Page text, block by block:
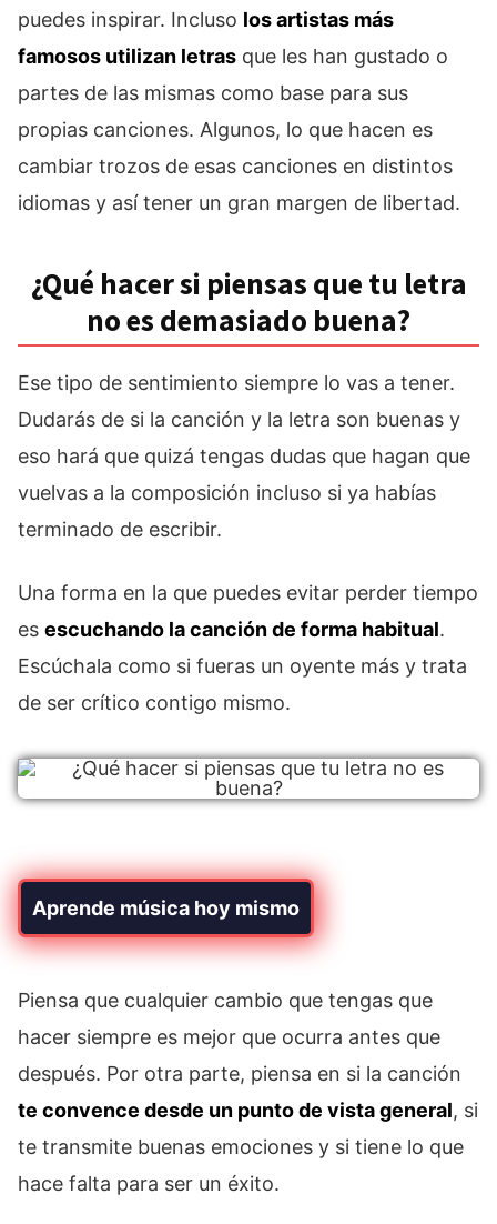
puedes inspirar. Incluso los artistas más
famosos utilizan letras que les han gustado o
partes de las mismas como base para sus
propias canciones. Algunos, lo que hacen es
cambiar trozos de esas canciones en distintos
idiomas y así tener un gran margen de libertad.
¿Qué hacer si piensas que tu letra
no es demasiado buena?
Ese tipo de sentimiento siempre lo vas a tener.
Dudarás de si la canción y la letra son buenas y
eso hará que quizá tengas dudas que hagan que
vuelvas a la composición incluso si ya habías
terminado de escribir.
Una forma en la que puedes evitar perder tiempo
es escuchando la canción de forma habitual.
Escúchala como si fueras un oyente más y trata
de ser crítico contigo mismo.
Aprende música hoy mismo
Piensa que cualquier cambio que tengas que
hacer siempre es mejor que ocurra antes que
después. Por otra parte, piensa en si la canción
te convence desde un punto de vista general, si
te transmite buenas emociones y si tiene lo que
hace falta para ser un éxito.